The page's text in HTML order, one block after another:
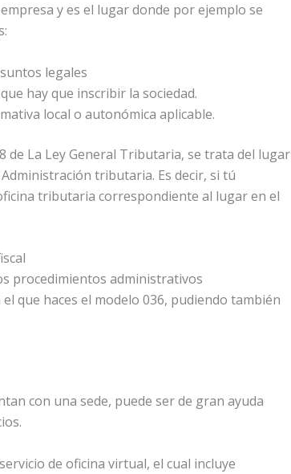
y es el lugar donde por ejemplo se
legales
hay que inscribir la sociedad.
local o autonómica aplicable.
de La Ley General Tributaria, se trata del lugar
tributaria. Es decir, si tú
tributaria correspondiente al lugar en el
procedimientos administrativos
que haces el modelo 036, pudiendo también
con una sede, puede ser de gran ayuda
de oficina virtual, el cual incluye